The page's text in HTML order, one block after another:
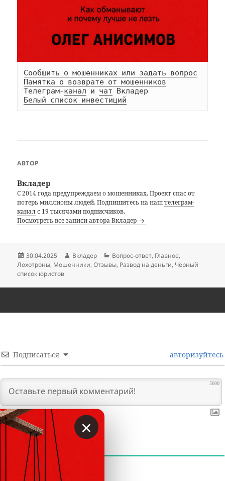
Сообщить о мошенниках или задать вопрос
Памятка о возврате от мошенников
Телеграм-канал и чат
Белый список инвестиций
АВТОР
Вкладер
С 2014 года предупреждаем о мошенниках. Проект спас от
потерь миллионы людей. Подпишитесь на наштелеграм-
каналс 19 тысячами подписчиков.
Посмотреть все записи автора Вкладер
Опубликовано
30.04.2025 Автор
Вкладер Рубрики
Вопрос-ответ, Главное,
Лохотроны, Мошенники,Отзывы, Развод на деньги, Чёрный
список юристов
Подписаться авторизуйтесь
5000
КОММЕНТАРИИ
×